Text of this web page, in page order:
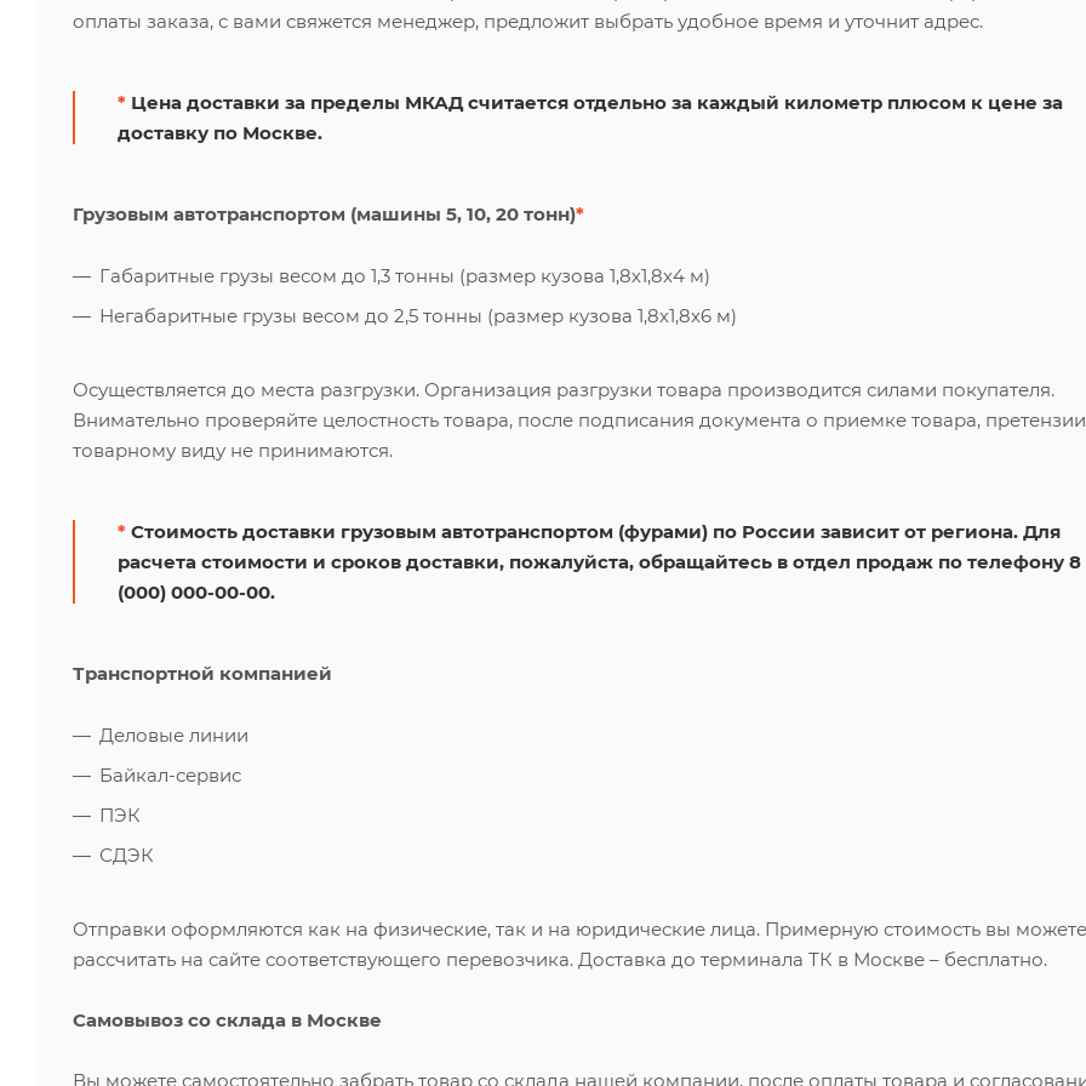
оплаты заказа, с вами свяжется менеджер, предложит выбрать удобное время и уточнит адрес.
* Цена доставки за пределы МКАД считается отдельно за каждый километр плюсом к цене за
доставку по Москве.
Грузовым автотранспортом (машины 5, 10, 20 тонн)*
Габаритные грузы весом до 1,3 тонны (размер кузова 1,8х1,8х4 м)
Негабаритные грузы весом до 2,5 тонны (размер кузова 1,8х1,8х6 м)
Осуществляется до места разгрузки. Организация разгрузки товара производится силами покупателя.
Внимательно проверяйте целостность товара, после подписания документа о приемке товара,
товарному виду не принимаются.
* Стоимость доставки грузовым автотранспортом (фурами) по России зависит от региона. Для
расчета стоимости и сроков доставки, пожалуйста, обращайтесь в отдел продаж по телефону 8
(000) 000-00-00.
Транспортной компанией
Деловые линии
Байкал-сервис
ПЭК
СДЭК
Отправки оформляются как на физические, так и на юридические лица. Примерную стоимость вы можете
рассчитать на сайте соответствующего перевозчика. Доставка до терминала ТК в Москве – бесплатно.
Самовывоз со склада в Москве
Вы можете самостоятельно забрать товар со склада нашей компании, после оплаты товара и